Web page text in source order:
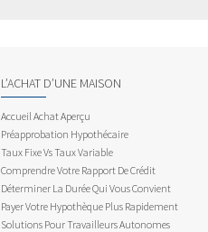
L’ACHAT D’UNE MAISON
Accueil Achat Aperçu
Préapprobation Hypothécaire
Taux Fixe Vs Taux Variable
Comprendre Votre Rapport De Crédit
Déterminer La Durée Qui Vous Convient
Payer Votre Hypothèque Plus Rapidement
Solutions Pour Travailleurs Autonomes